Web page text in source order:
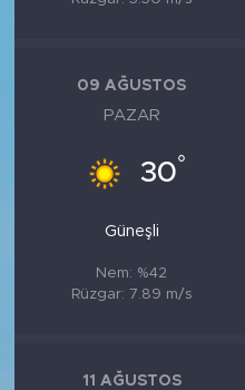
09 AĞUSTOS
PAZAR
30°
Güneşli
Nem: %42
Rüzgar: 7.89 m/s
11 AĞUSTOS